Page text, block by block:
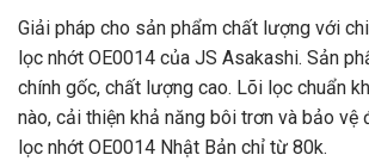
Giải pháp cho sản phẩm chất lượng với
lọc nhớt OE0014 của JS Asakashi. Sản
chính gốc, chất lượng cao. Lõi lọc chuẩn
nào, cải thiện khả năng bôi trơn và bảo vệ
lọc nhớt OE0014 Nhật Bản chỉ từ 80k.